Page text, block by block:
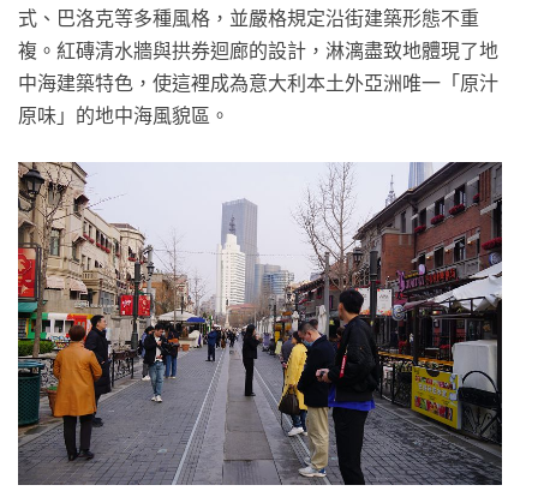
式、巴洛克等多種風格，並嚴格規定沿街建築形態不重
複。紅磚清水牆與拱券迴廊的設計，淋漓盡致地體現了地
中海建築特色，使這裡成為意大利本土外亞洲唯一「原汁
原味」的地中海風貌區。